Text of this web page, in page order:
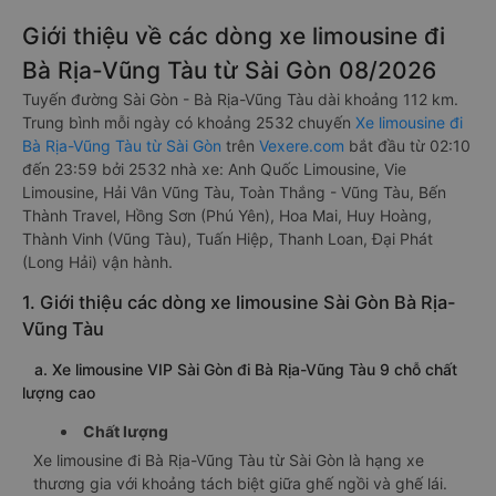
Giới thiệu về các dòng xe limousine đi
Bà Rịa-Vũng Tàu từ Sài Gòn 08/2026
Tuyến đường Sài Gòn - Bà Rịa-Vũng Tàu dài khoảng 112 km.
Trung bình mỗi ngày có khoảng 2532 chuyến Xe limousine đi
Bà Rịa-Vũng Tàu từ Sài Gòn trên Vexere.com bắt đầu từ 02:10
đến 23:59 bởi 2532 nhà xe: Anh Quốc Limousine, Vie
Limousine, Hải Vân Vũng Tàu, Toàn Thắng - Vũng Tàu, Bến
Thành Travel, Hồng Sơn (Phú Yên), Hoa Mai, Huy Hoàng,
Thành Vinh (Vũng Tàu), Tuấn Hiệp, Thanh Loan, Đại Phát
(Long Hải) vận hành.
1. Giới thiệu các dòng xe limousine Sài Gòn Bà Rịa-
Vũng Tàu
a. Xe limousine VIP Sài Gòn đi Bà Rịa-Vũng Tàu 9 chỗ chất
lượng cao
Chất lượng
Xe limousine đi Bà Rịa-Vũng Tàu từ Sài Gòn là hạng xe
thương gia với khoảng tách biệt giữa ghế ngồi và ghế lái.